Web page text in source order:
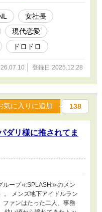
い上流階級の洗礼。 ニュー
成功」と「幸福」は、両
“賞味期限”は、誰が、何
のか。 果たして、結末に選
し(Happily ever after)？そ
for now)？
女社長
現代恋愛
ドロドロ
登録日 2025.12.28
気に入りに追加 138
ダリ様に推されてま
ループ≪SPLASH≫のメン
。 メンズ地下アイドルラン
ファンはたった二人、事務